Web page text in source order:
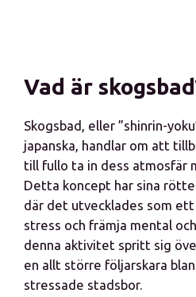
Vad är
Skogsbad, eller ”shinrin-
japanska, handlar om att
till fullo ta in dess atmosfär
Detta koncept har sina
där det utvecklades som
stress och främja mental
denna aktivitet spritt sig
en allt större följarskara
stressade stadsbor.